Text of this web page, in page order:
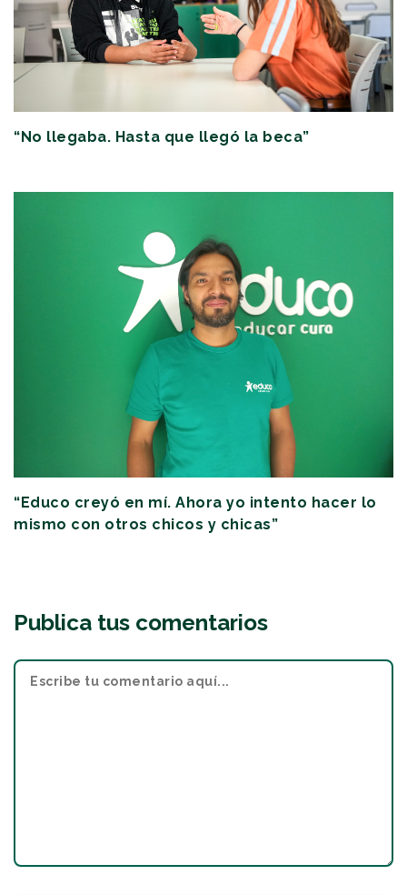
“No llegaba. Hasta que llegó la beca”
“Educo creyó en mí. Ahora yo intento hacer lo
mismo con otros chicos y chicas”
Publica tus comentarios